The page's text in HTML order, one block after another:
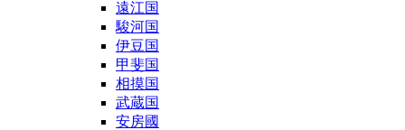
遠江国
駿河国
伊豆国
甲斐国
相摸国
武蔵国
安房國